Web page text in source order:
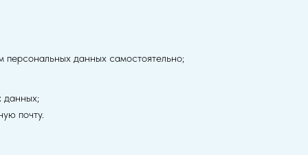
данных самостоятельно;
данных;
почту.